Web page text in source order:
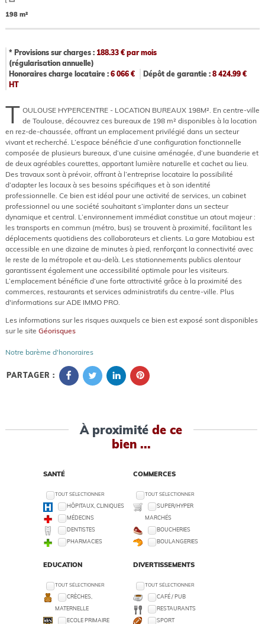
198 m²
* Provisions sur charges : 188.33 € par mois
(régularisation annuelle)
Honoraires charge locataire : 6 066 €
HT
Dépôt de garantie : 8 424.99€
T OULOUSE HYPERCENTRE - LOCATION BUREAUX 198M². En centre-ville
de Toulouse, découvrez ces bureaux de 198 m² disponibles à la location
en rez-de-chaussée, offrant un emplacement privilégié dans un secteur
vivant et recherché. L’espace bénéficie d’une configuration fonctionnelle
composée de plusieurs bureaux, d’une cuisine aménagée, d’une buanderie et
de deux agréables courettes, apportant lumière naturelle et cachet au lieu.
Des travaux sont à prévoir, offrant à l’entreprise locataire la possibilité
d’adapter les locaux à ses besoins spécifiques et à son identité
professionnelle. Ce bien est idéal pour une activité de services, un cabinet
professionnel ou une société souhaitant s’implanter dans un secteur
dynamique et central. L’environnement immédiat constitue un atout majeur :
les transports en commun (métro, bus) se trouvent à proximité, facilitant les
déplacements quotidiens des collaborateurs et clients. La gare Matabiau est
accessible en une dizaine de minutes à pied, renforçant la connectivité avec
le reste de la métropole et au-delà. Les stationnements publics alentour
garantissent également une accessibilité optimale pour les visiteurs.
L’emplacement bénéficie d’une forte attractivité grâce à la proximité des
commerces, restaurants et services administratifs du centre-ville. Plus
d'informations sur ADE IMMO PRO.
Les informations sur les risques auxquels ce bien est exposé sont disponibles
sur le site Géorisques
Notre barème d'honoraires
PARTAGER :
À proximitéde ce
bien ...
SANTÉ
TOUT SÉLECTIONNER
HÔPITAUX, CLINIQUES
MÉDECINS
DENTISTES
PHARMACIES
COMMERCES
TOUT SÉLECTIONNER
SUPER/HYPER
MARCHÉS
BOUCHERIES
BOULANGERIES
EDUCATION
TOUT SÉLECTIONNER
CRÈCHES,
MATERNELLE
ECOLE PRIMAIRE
DIVERTISSEMENTS
TOUT SÉLECTIONNER
CAFÉ / PUB
RESTAURANTS
SPORT